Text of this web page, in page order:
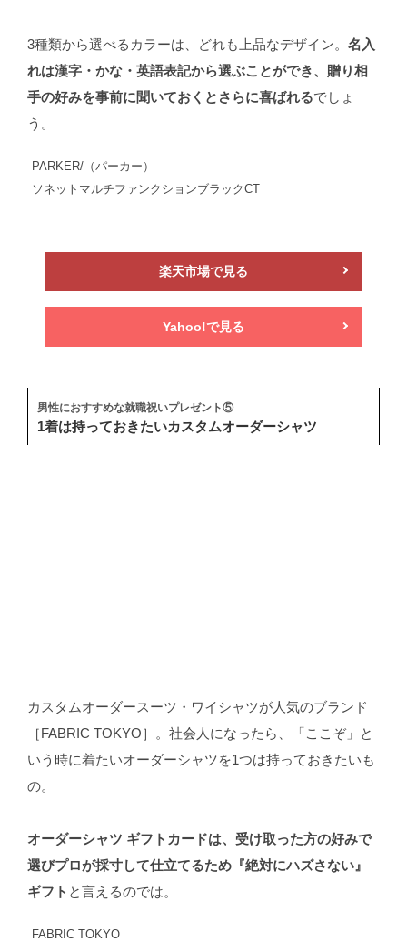
3種類から選べるカラーは、どれも上品なデザイン。 名入
れは漢字・かな・英語表記から選ぶことができ、贈り相
手の好みを事前に聞いておくとさらに喜ばれるでしょ
う。
PARKER/（パーカー）
ソネットマルチファンクションブラックCT
楽天市場で見る
Yahoo!で見る
男性におすすめな就職祝いプレゼント⑤
1着は持っておきたいカスタムオーダーシャツ
カスタムオーダースーツ・ワイシャツが人気のブランド
［FABRIC TOKYO］。社会人になったら、「ここぞ」と
いう時に着たいオーダーシャツを1つは持っておきたいも
の。
オーダーシャツ ギフトカードは、受け取った方の好みで
選びプロが採寸して仕立てるため『絶対にハズさない』
ギフト と言えるのでは。
FABRIC TOKYO